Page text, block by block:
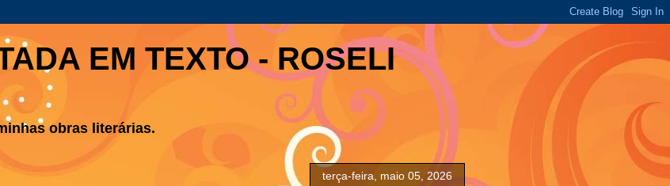
EM TEXTO - ROSELI
obras literárias.
terça-feira, maio 05, 2026